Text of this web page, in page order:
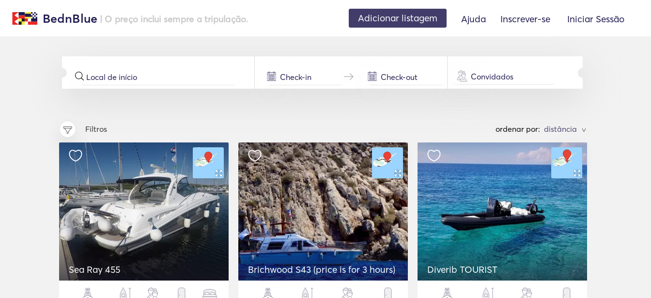
BednBlue | O preço inclui sempre a tripulação. Adicionar listagem Ajuda Inscrever-se Iniciar Sessão
Convidados
Filtros ordenar por: >
Sea Ray 455 Brichwood S43 (price is for 3 hours) Diverib TOURIST